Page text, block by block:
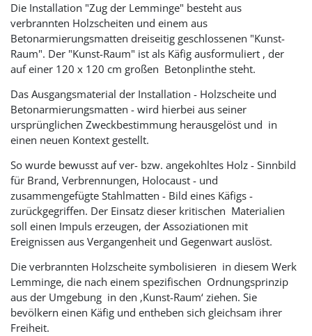
Die Installation "Zug der Lemminge" besteht aus
verbrannten Holzscheiten und einem aus
Betonarmierungsmatten dreiseitig geschlossenen "Kunst-
Raum". Der "Kunst-Raum" ist als Käfig ausformuliert , der
auf einer 120 x 120 cm großen Betonplinthe steht.
Das Ausgangsmaterial der Installation - Holzscheite und
Betonarmierungsmatten - wird hierbei aus seiner
ursprünglichen Zweckbestimmung herausgelöst und in
einen neuen Kontext gestellt.
So wurde bewusst auf ver- bzw. angekohltes Holz - Sinnbild
für Brand, Verbrennungen, Holocaust - und
zusammengefügte Stahlmatten - Bild eines Käfigs -
zurückgegriffen. Der Einsatz dieser kritischen Materialien
soll einen Impuls erzeugen, der Assoziationen mit
Ereignissen aus Vergangenheit und Gegenwart auslöst.
Die verbrannten Holzscheite symbolisieren in diesem Werk
Lemminge, die nach einem spezifischen Ordnungsprinzip
aus der Umgebung in den ‚Kunst-Raum‘ ziehen. Sie
bevölkern einen Käfig und entheben sich gleichsam ihrer
Freiheit.